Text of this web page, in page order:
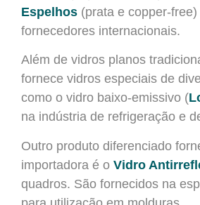
Espelhos (prata e copper-
fornecedores internacionais.
Além de vidros planos
fornece vidros especiais de
como o vidro baixo-emissivo (
na indústria de refrigeração e
Outro produto diferenciado
importadora é o Vidro
quadros. São fornecidos na